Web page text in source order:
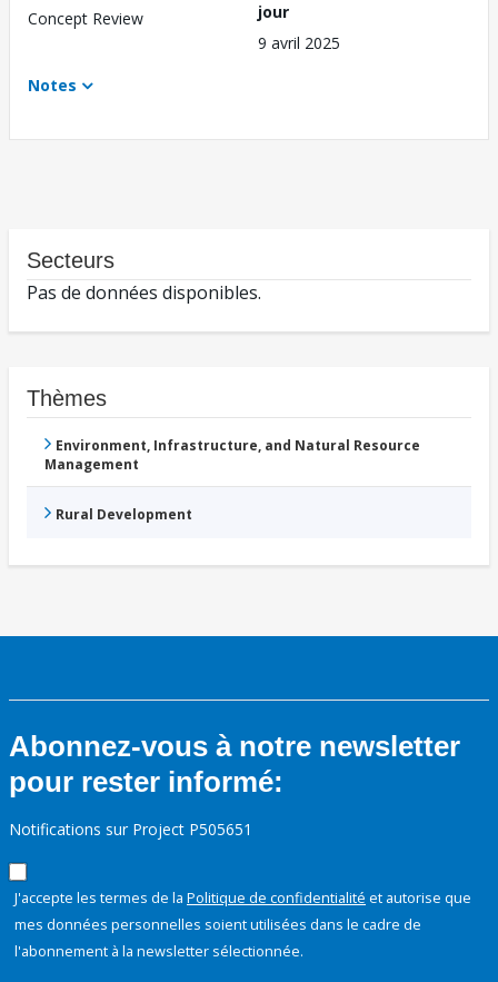
Concept Review
jour
9 avril 2025
Notes
Secteurs
Pas de données disponibles.
Thèmes
Environment, Infrastructure, and Natural Resource
Management
Rural Development
Abonnez-vous à notre newsletter
pour rester informé:
Notifications sur Project P505651
J'accepte les termes de la Politique de confidentialité et autorise que
mes données personnelles soient utilisées dans le cadre de
l'abonnement à la newsletter sélectionnée.